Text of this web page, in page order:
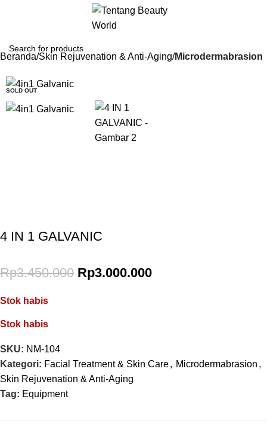
Beranda Skin Rejuvenation & Anti-Aging Microdermabrasion
-13%
SOLD OUT
4 IN 1 GALVANIC
Rp3.450.000 Rp3.000.000
Stok habis
Stok habis
SKU: NM-104
Kategori: Facial Treatment & Skin Care, Microdermabrasion ,
Skin Rejuvenation & Anti-Aging
Tag: Equipment